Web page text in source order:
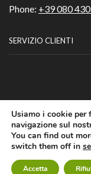
Phone: +39 080
SERVIZIO CLIENTI
Caseificio la
© 2019 -
Usiamo i cookie
navigazione sul
You can find out
switch them off in
Accetta